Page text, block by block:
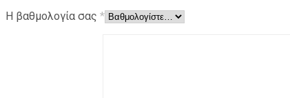
Η βαθμολογία σας *